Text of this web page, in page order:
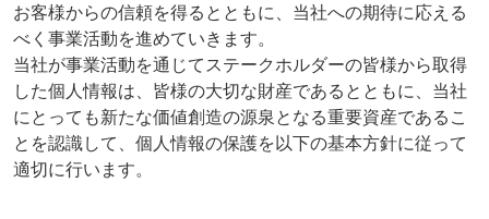
お客様からの信頼を得るとともに、当社への期待に応える
べく事業活動を進めていきます。
当社が事業活動を通じてステークホルダーの皆様から取得
した個人情報は、皆様の大切な財産であるとともに、当社
にとっても新たな価値創造の源泉となる重要資産であるこ
とを認識して、個人情報の保護を以下の基本方針に従って
適切に行います。